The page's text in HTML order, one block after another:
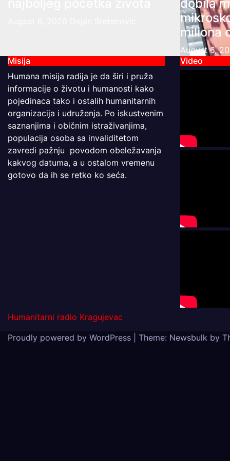
dobila
miliona
August 6,
Misija
Humana misija radija je da širi i pruža
informacije o životu i humanosti kako
pojedinaca tako i ostalih humanitarnih
organizacija i udruženja. Po iskustvenim
saznanjima i običnim istraživanjima,
populacija osoba sa invaliditetom
zavredi pažnju povodom obeležavanja
kakvog datuma, a u ostalom vremenu
gotovo da ih se retko ko seća.
Video
Humanitarni radio Kragujevac
Proudly powered by WordPress
Theme: Newsbulk by